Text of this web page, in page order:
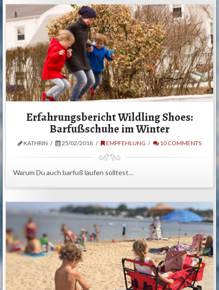
Erfahrungsbericht Wildling Shoes:
Barfußschuhe im Winter
KATHRIN 25/02/2018 EMPFEHLUNG 10 COMMENTS
Warum Du auch barfuß laufen solltest…